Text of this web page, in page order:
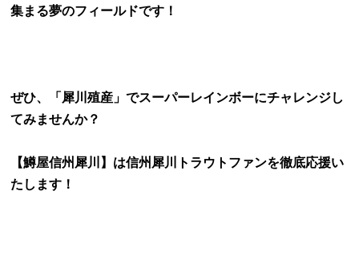
集まる夢のフィールドです！
ぜひ、「犀川殖産」でスーパーレインボーにチャレンジし
てみませんか？
【鱒屋信州犀川】は信州犀川トラウトファンを徹底応援い
たします！